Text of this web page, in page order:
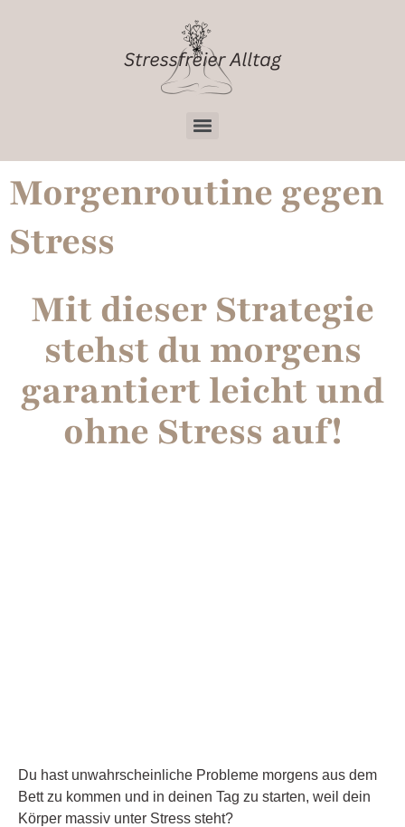
Morgenroutine gegen
Stress
Mit dieser Strategie
stehst du morgens
garantiert leicht und
ohne Stress auf!
Du hast unwahrscheinliche Probleme morgens aus dem
Bett zu kommen und in deinen Tag zu starten, weil dein
Körper massiv unter Stress steht?